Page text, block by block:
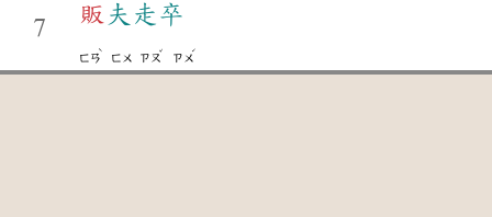
7
販 夫走卒
ㄈㄢ
ˋ
ㄈㄨ ㄗㄡ
ˇ
ㄗㄨ
ˊ